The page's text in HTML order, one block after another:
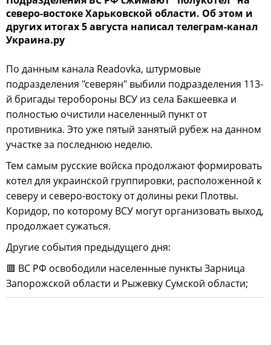
северо-востоке Харьковской области. Об этом и
других итогах 5 августа написал телеграм-канал
Украина.ру
По данным канала Readovka, штурмовые
подразделения "северян" выбили подразделения 113-
й бригады теробороны ВСУ из села Бакшеевка и
полностью очистили населенный пункт от
противника. Это уже пятый занятый рубеж на данном
участке за последнюю неделю.
Тем самым русские войска продолжают формировать
котел для украинской группировки, расположенной к
северу и северо-востоку от долины реки Плотвы.
Коридор, по которому ВСУ могут организовать выход,
продолжает сужаться.
Другие события предыдущего дня:
🟥 ВС РФ освободили населенные пункты Зарница
Запорожской области и Рыжевку Сумской области;